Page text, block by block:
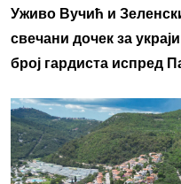
Уживо Вучић и
свечани дочек за
број гардиста испред